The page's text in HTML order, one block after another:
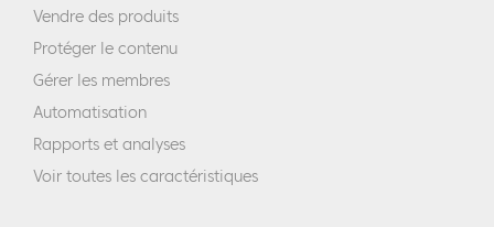
Vendre des produits
Protéger le contenu
Gérer les membres
Automatisation
Rapports et analyses
Voir toutes les caractéristiques